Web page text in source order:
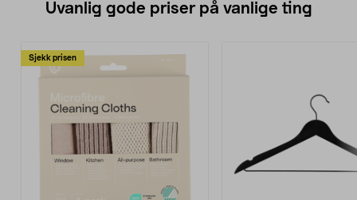
Uvanlig gode priser på vanlige ting
Sjekk prisen